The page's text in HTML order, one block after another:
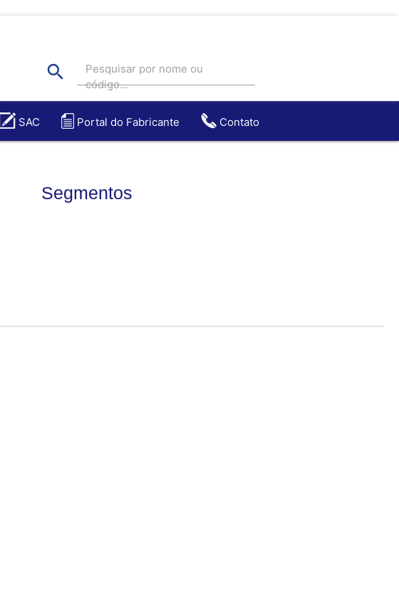
search
Pesquisar por nome ou
código...
SAC Portal do Fabricante Contato
Segmentos